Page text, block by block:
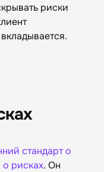
риски
стандарт о
о рисках. Он